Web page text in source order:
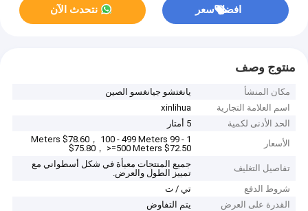
افضل سعر نتحدث الآن
منتوج وصف
مكان المنشأ
يانغتشو جيانغسو الصين
اسم العلامة التجارية
xinlihua
الحد الأدنى لكمية
5 أمتار
الأسعار
1 - 99 Meters $78.60， 100 - 499 Meters
$75.80， >=500 Meters $72.50
تفاصيل التغليف
جميع المنتجات معبأة في شكل أسطواني مع
تمييز الطول والعرض.
شروط الدفع
تي / ت
القدرة على العرض
يتم التفاوض